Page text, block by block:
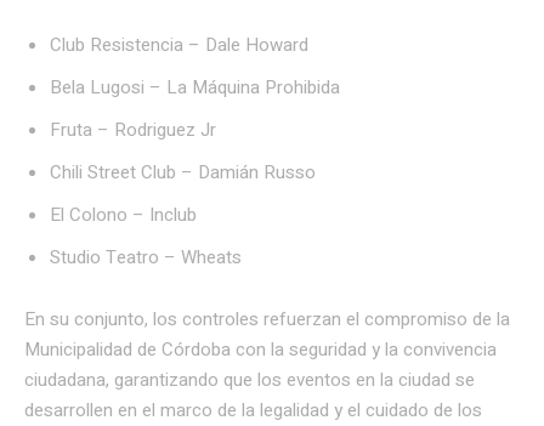
Club Resistencia – Dale Howard
Bela Lugosi – La Máquina Prohibida
Fruta – Rodriguez Jr
Chili Street Club – Damián Russo
El Colono – Inclub
Studio Teatro – Wheats
En su conjunto, los controles refuerzan el compromiso de la
Municipalidad de Córdoba con la seguridad y la convivencia
ciudadana, garantizando que los eventos en la ciudad se
desarrollen en el marco de la legalidad y el cuidado de los